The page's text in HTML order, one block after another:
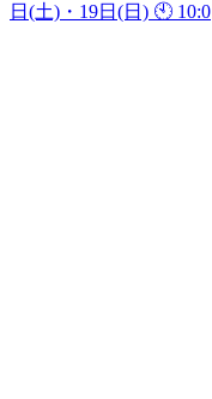
日(土)・19日(日) 🕙 10:0